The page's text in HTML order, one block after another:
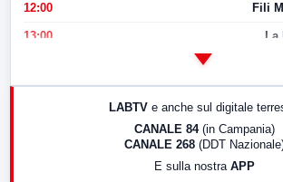
12:00 Fili
13:00 La
LABTV e anche sul digitale
CANALE 84 (in Campania)
CANALE 268 (DDT
E sulla nostra APP